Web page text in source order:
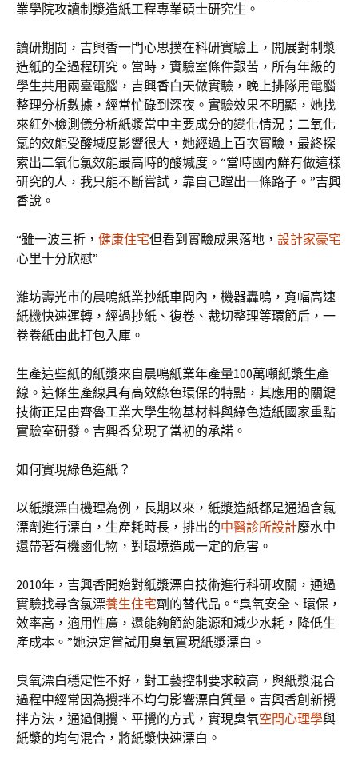
業學院攻讀制漿造紙工程專業碩士研究生。
讀研期間，吉興香一門心思撲在科研實驗上，開展對制漿
造紙的全過程研究。當時，實驗室條件艱苦，所有年級的
學生共用兩臺電腦，吉興香白天做實驗，晚上排隊用電腦
整理分析數據，經常忙碌到深夜。實驗效果不明顯，她找
來紅外檢測儀分析紙漿當中主要成分的變化情況；二氧化
氯的效能受酸堿度影響很大，她經過上百次實驗，最終探
索出二氧化氯效能最高時的酸堿度。“當時國內鮮有做這樣
研究的人，我只能不斷嘗試，靠自己蹚出一條路子。”吉興
香說。
“雖一波三折， 健康住宅但看到實驗成果落地， 設計家豪宅
心里十分欣慰”
濰坊壽光市的晨鳴紙業抄紙車間內，機器轟鳴，寬幅高速
紙機快速運轉，經過抄紙、復卷、裁切整理等環節后，一
卷卷紙由此打包入庫。
生產這些紙的紙漿來自晨鳴紙業年產量100萬噸紙漿生產
線。這條生產線具有高效綠色環保的特點，其應用的關鍵
技術正是由齊魯工業大學生物基材料與綠色造紙國家重點
實驗室研發。吉興香兌現了當初的承諾。
如何實現綠色造紙？
以紙漿漂白機理為例，長期以來，紙漿造紙都是通過含氯
漂劑進行漂白，生產耗時長，排出的中醫診所設計廢水中
還帶著有機鹵化物，對環境造成一定的危害。
2010年，吉興香開始對紙漿漂白技術進行科研攻關，通過
實驗找尋含氯漂養生住宅劑的替代品。“臭氧安全、環保，
效率高，適用性廣，還能夠節約能源和減少水耗，降低生
產成本。”她決定嘗試用臭氧實現紙漿漂白。
臭氧漂白穩定性不好，對工藝控制要求較高，與紙漿混合
過程中經常因為攪拌不均勻影響漂白質量。吉興香創新攪
拌方法，通過側攪、平攪的方式，實現臭氧空間心理學與
紙漿的均勻混合，將紙漿快速漂白。